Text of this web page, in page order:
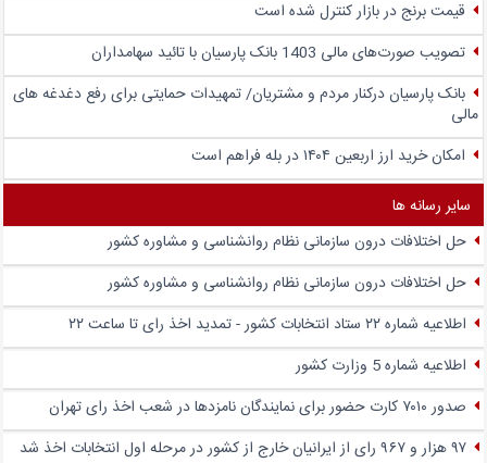
قیمت برنج در بازار کنترل شده است
تصویب صورت‌های مالی 1403 بانک پارسیان با تائید سهامداران
بانک پارسیان درکنار مردم و مشتریان/ تمهیدات حمایتی برای رفع دغدغه های
مالی
امکان خرید ارز اربعین ۱۴۰۴ در بله فراهم است
سایر رسانه ها
حل اختلافات درون سازمانی نظام روانشناسی و مشاوره کشور
حل اختلافات درون سازمانی نظام روانشناسی و مشاوره کشور
اطلاعیه شماره ۲۲ ستاد انتخابات کشور - تمدید اخذ رای تا ساعت ۲۲
اطلاعیه شماره 5 وزارت کشور
صدور ۷۰۱۰ کارت حضور برای نمایندگان نامزدها در شعب اخذ رای تهران
۹۷ هزار و ۹۶۷ رای از ایرانیان خارج از کشور در مرحله اول انتخابات اخذ شد